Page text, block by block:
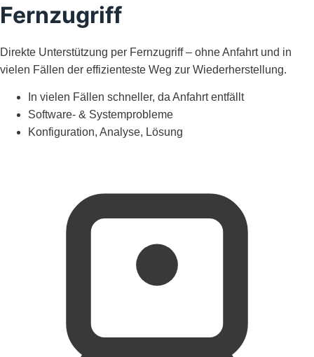
Fernzugriff
Direkte Unterstützung per Fernzugriff – ohne Anfahrt und in
vielen Fällen der effizienteste Weg zur Wiederherstellung.
In vielen Fällen schneller, da Anfahrt entfällt
Software- & Systemprobleme
Konfiguration, Analyse, Lösung